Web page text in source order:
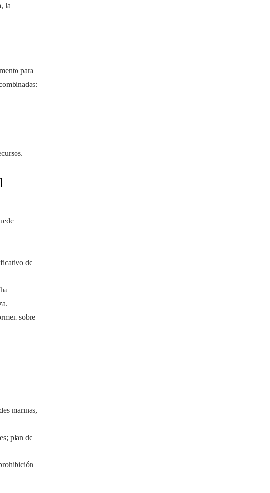
la
para
de
sobre
marinas,
plan de